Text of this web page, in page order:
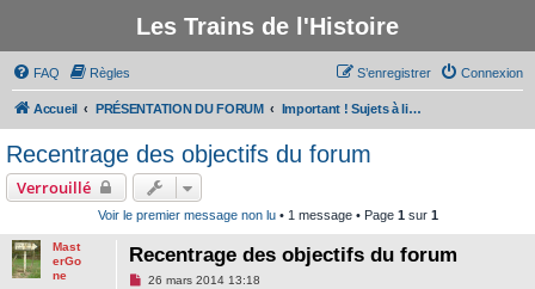
Les Trains de l'Histoire
FAQ Règles Connexion
S’enregistrer
Accueil PRÉSENTATION DU FORUM Important ! Sujets à lire avant de participer au forum
Recentrage des objectifs du forum
Verrouillé
Voir le premier message non lu• 1 message • Page 1sur 1
Mast
erGo
ne
Recentrage des objectifs du forum
M26 mars 2014 13:18